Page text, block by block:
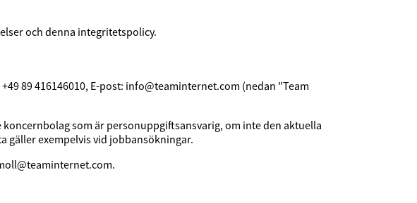
och denna integritetspolicy.
89 416146010, E-post: info@teaminternet.com (nedan "Team
som är personuppgiftsansvarig, om inte den aktuella
gäller exempelvis vid jobbansökningar.